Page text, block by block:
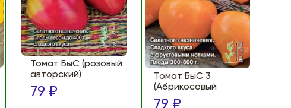
Томат БыС (розовый
авторский)
79 ₽
Томат БыС 3
(Абрикосовый
79 ₽